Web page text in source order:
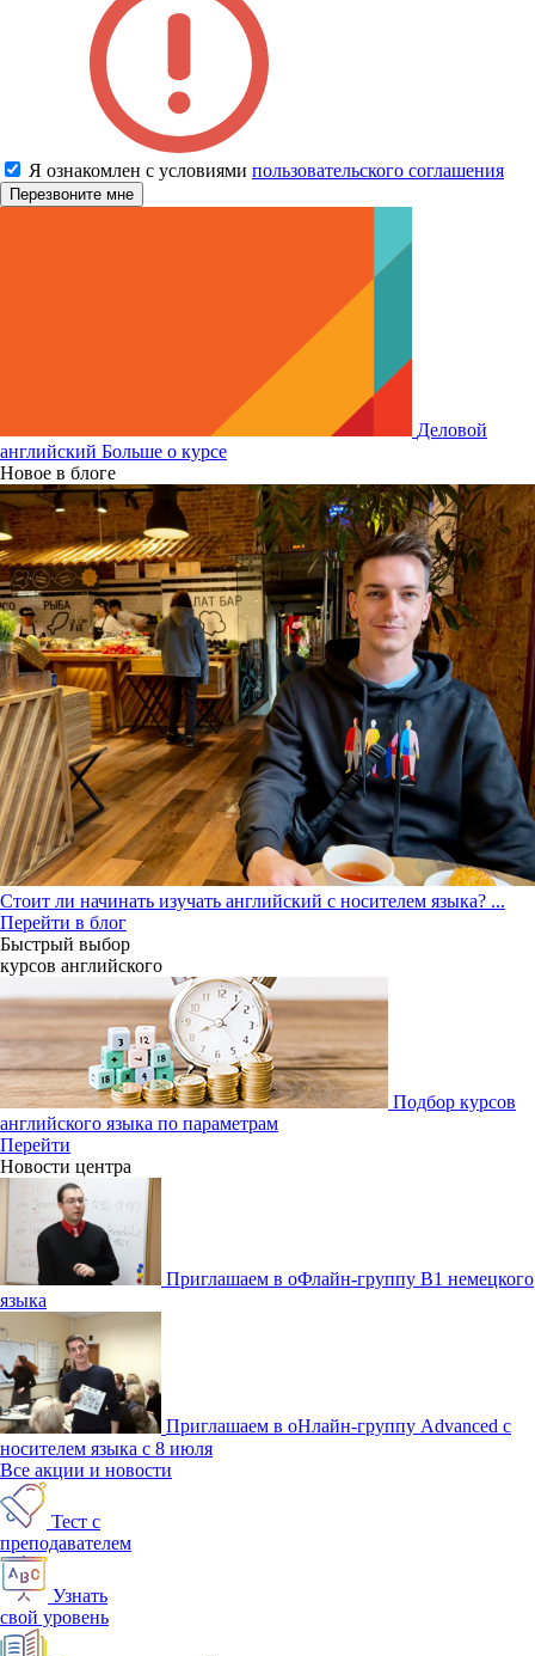
Я ознакомлен с условиями пользовательского соглашения
Деловой
английский Больше о курсе
Новое в блоге
Стоит ли начинать изучать английский с носителем языка? ...
Перейти в блог
Быстрый выбор
курсов английcкого
Подбор курсов
английского языка по параметрам
Перейти
Новости центра
Приглашаем в оФлайн-группу В1 немецкого
языка
Приглашаем в оНлайн-группу Advanced с
носителем языка с 8 июля
Все акции и новости
Тест с
преподавателем
Узнать
свой уровень